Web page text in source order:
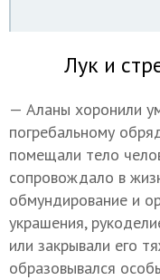
Лук и
— Аланы хоронили
погребальному
помещали тело
сопровождало в
обмундирование и
украшения,
или закрывали его
образовывался